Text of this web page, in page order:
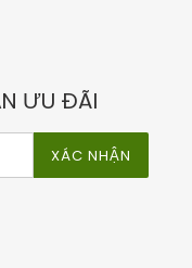
ƯU ĐÃI
XÁC NHẬN